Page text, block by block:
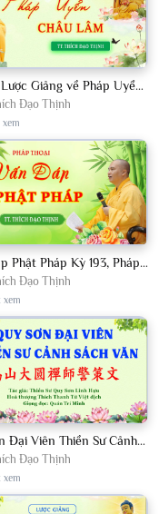
Tập 13, Lược Giảng về Pháp Uyển Châu Lâm, Chủ giảng TT Thích Đạo Thịnh
Đạo Thịnh
Vấn Đáp Phật Pháp Kỳ 193, Pháp Hội TPTTHN Tháng 04/2023 TT. Thích Đạo Thịnh - CKN
Đạo Thịnh
Quy Sơn Đại Viên Thiền Sư Cảnh Sách Văn - HT Thích Thanh Từ Việt dịch
Đạo Thịnh